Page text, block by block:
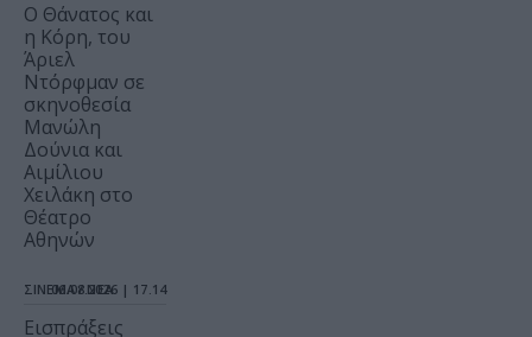
Ο Θάνατος και
η Κόρη, του
Άριελ
Ντόρφμαν σε
σκηνοθεσία
Μανώλη
Δούνια και
Αιμίλιου
Χειλάκη στο
Θέατρο
Αθηνών
ΣΙΝΕΜΑ / ΝΕΑ
06.08.2026 | 17.14
Εισπράξεις